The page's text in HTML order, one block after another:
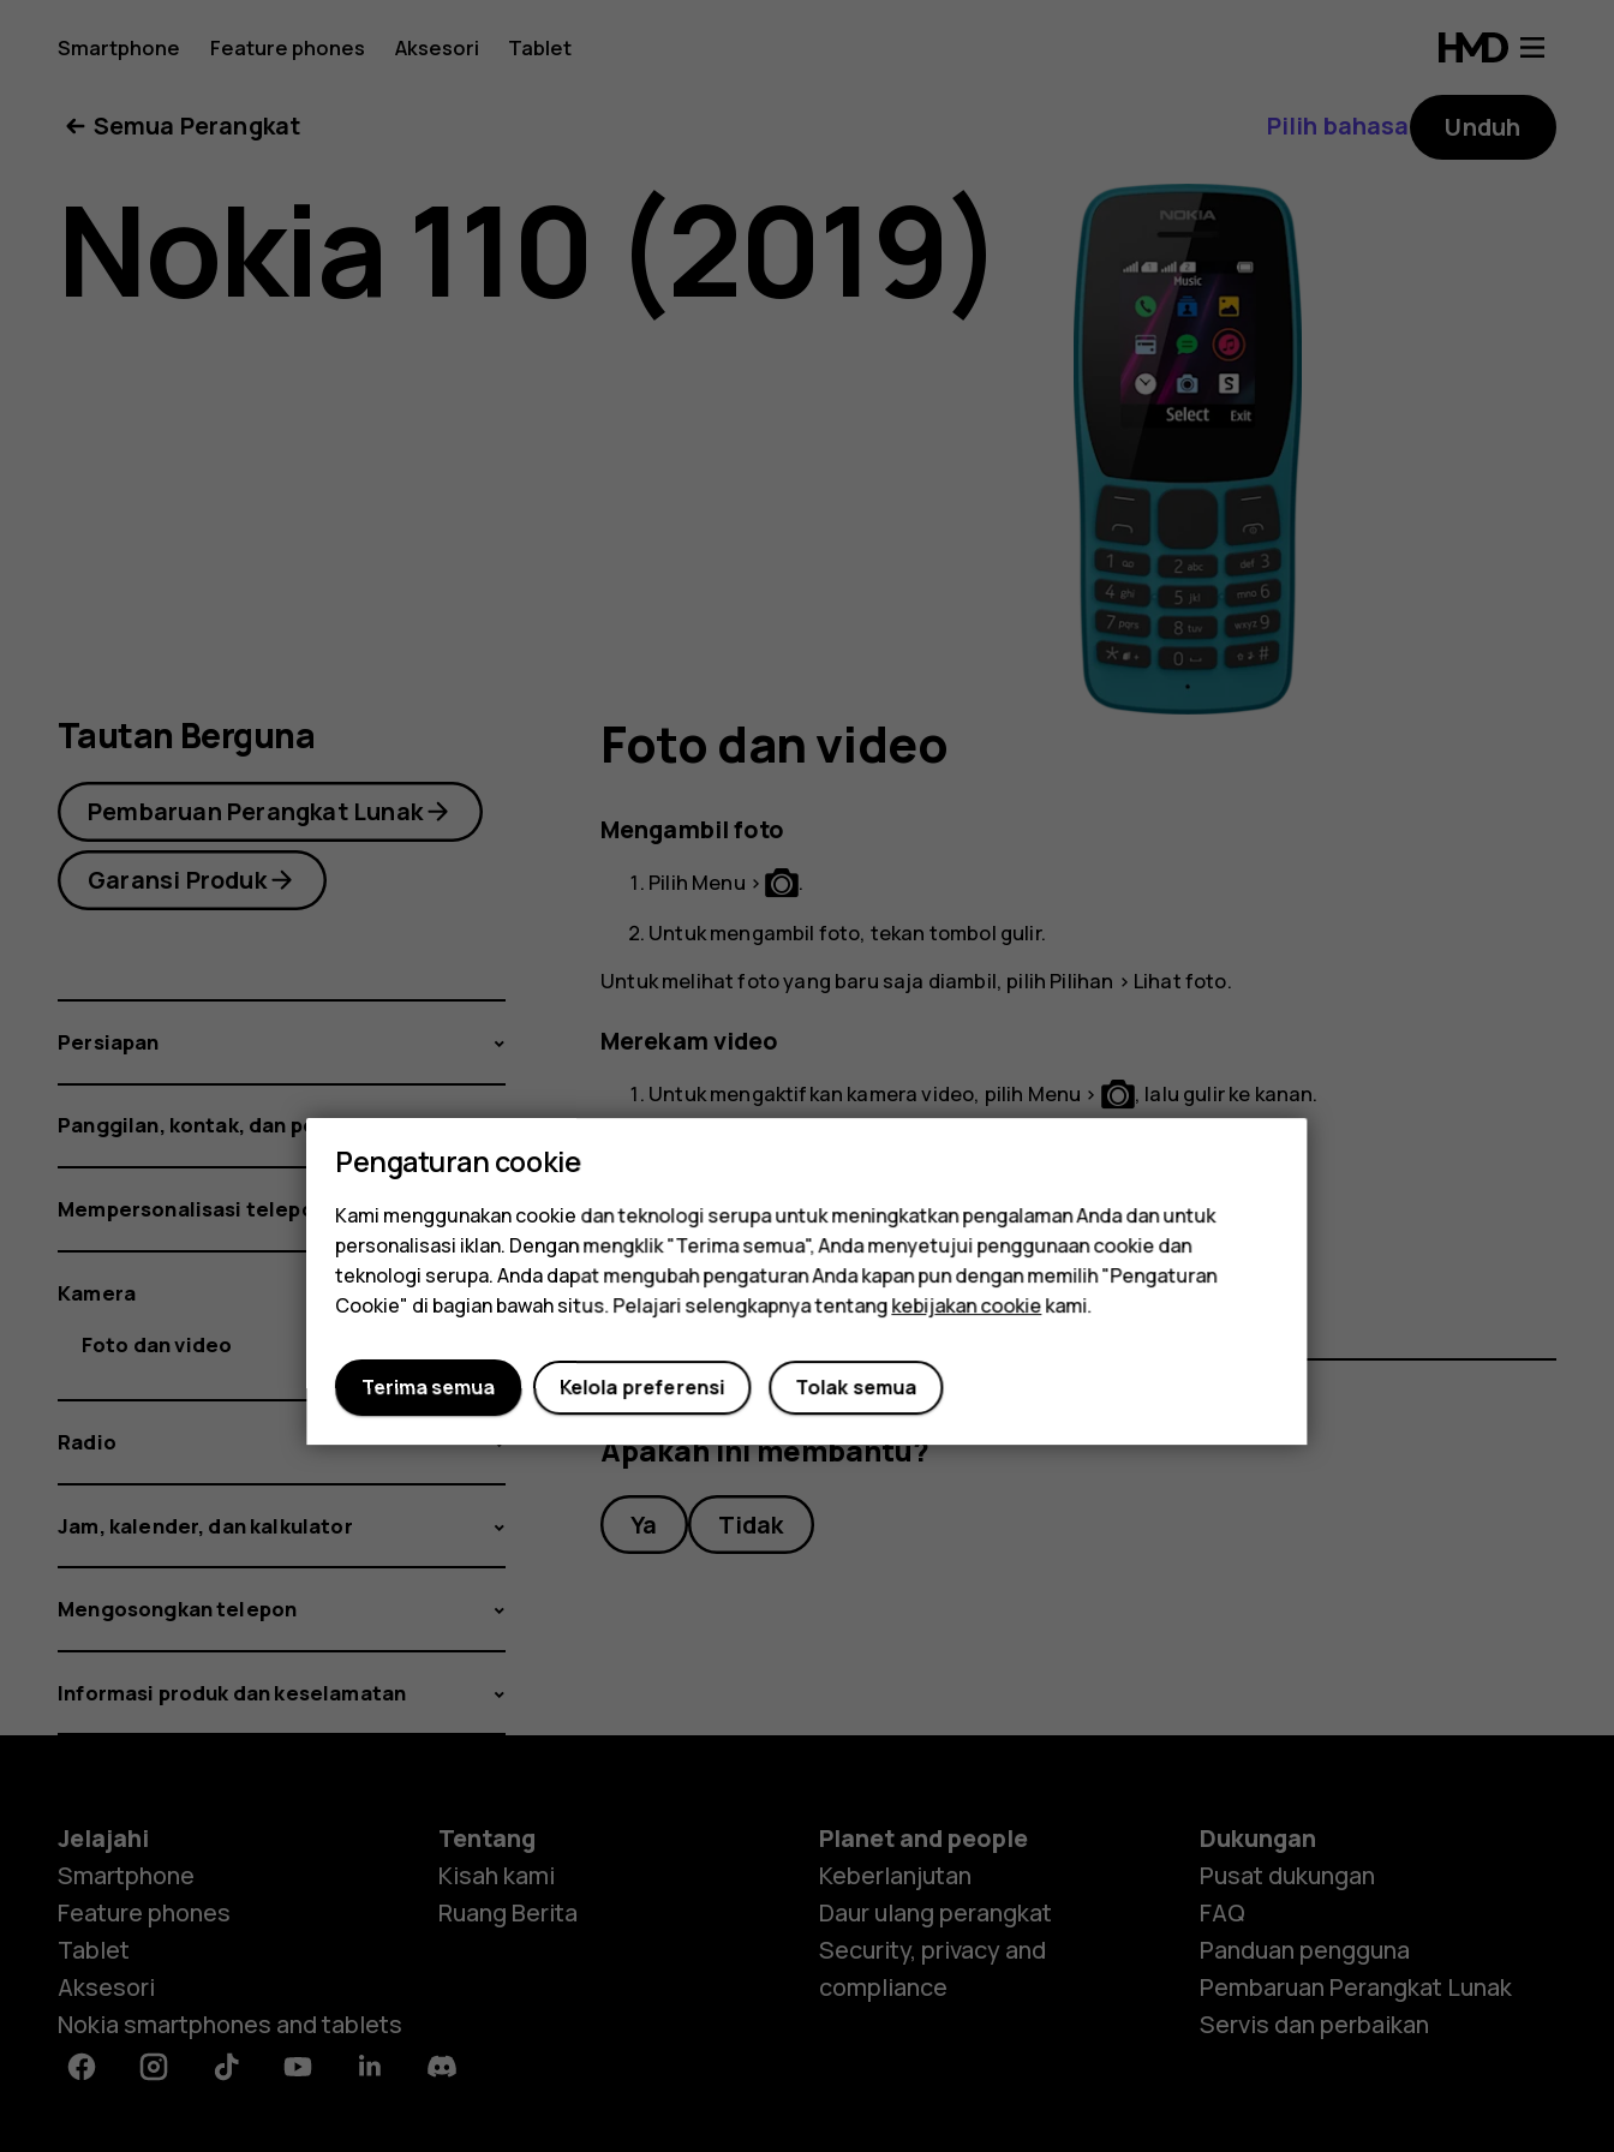
Buku
petunjuk
Nokia
Smartphone Feature phones Aksesori Tablet
Semua Perangkat Pilih bahasa Unduh
Nokia 110 (2019)
Foto dan video
Mengambil foto
Pilih Menu >
.
Untuk mengambil foto, tekan tombol gulir.
Untuk melihat foto yang baru saja diambil, pilih Pilihan > Lihat foto.
Merekam video
Untuk mengaktifkan kamera video, pilih Menu >
, lalu gulir ke kanan.
Untuk melihat video yang baru saja direkam, pilih
>Lihat video
Apakah ini membantu?
Ya Tidak
Tautan Berguna
Pembaruan Perangkat Lunak
Garansi Produk
Persiapan
Panggilan, kontak, dan pesan
Mempersonalisasi telepon
Kamera
Foto dan video
Radio
Jam, kalender, dan kalkulator
Mengosongkan telepon
Informasi produk dan keselamatan
Jelajahi
Smartphone
Feature phones
Tablet
Aksesori
Nokia smartphones and tablets
Tentang
Kisah kami
Ruang Berita
Planet and people
Keberlanjutan
Daur ulang perangkat
Security, privacy and
compliance
Dukungan
Pusat dukungan
FAQ
Panduan pengguna
Pembaruan Perangkat Lunak
Servis dan perbaikan
FacebookInstagramTiktok YoutubeLinkedinDiscord
Pengaturan cookie
Kami menggunakan cookie dan teknologi serupa untuk meningkatkan pengalaman Anda dan untuk
personalisasi iklan. Dengan mengklik "Terima semua", Anda menyetujui penggunaan cookie dan
teknologi serupa. Anda dapat mengubah pengaturan Anda kapan pun dengan memilih "Pengaturan
Cookie" di bagian bawah situs. Pelajari selengkapnya tentangkebijakan cookiekami.
Tolak semua
Kelola preferensi
Terima semua